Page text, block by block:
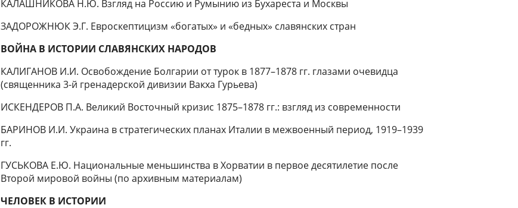
КАЛАШНИКОВА Н.Ю. Взгляд на Россию и Румынию из Бухареста и Москвы
ЗАДОРОЖНЮК Э.Г. Евроскептицизм «богатых» и «бедных» славянских стран
ВОЙНА В ИСТОРИИ СЛАВЯНСКИХ НАРОДОВ
КАЛИГАНОВ И.И. Освобождение Болгарии от турок в 1877–1878 гг. глазами очевидца
(священника 3-й гренадерской дивизии Вакха Гурьева)
ИСКЕНДЕРОВ П.А. Великий Восточный кризис 1875–1878 гг.: взгляд из современности
БАРИНОВ И.И. Украина в стратегических планах Италии в межвоенный период, 1919–1939
гг.
ГУСЬКОВА Е.Ю. Национальные меньшинства в Хорватии в первое десятилетие после
Второй мировой войны (по архивным материалам)
ЧЕЛОВЕК В ИСТОРИИ